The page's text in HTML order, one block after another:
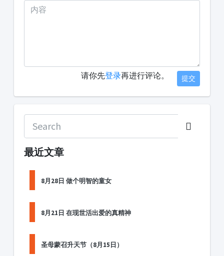
请你先登录再进行评论。 提交
最近文章
8月28日 做个明智的童女
8月21日 在现世活出爱的真精神
圣母蒙召升天节（8月15日）